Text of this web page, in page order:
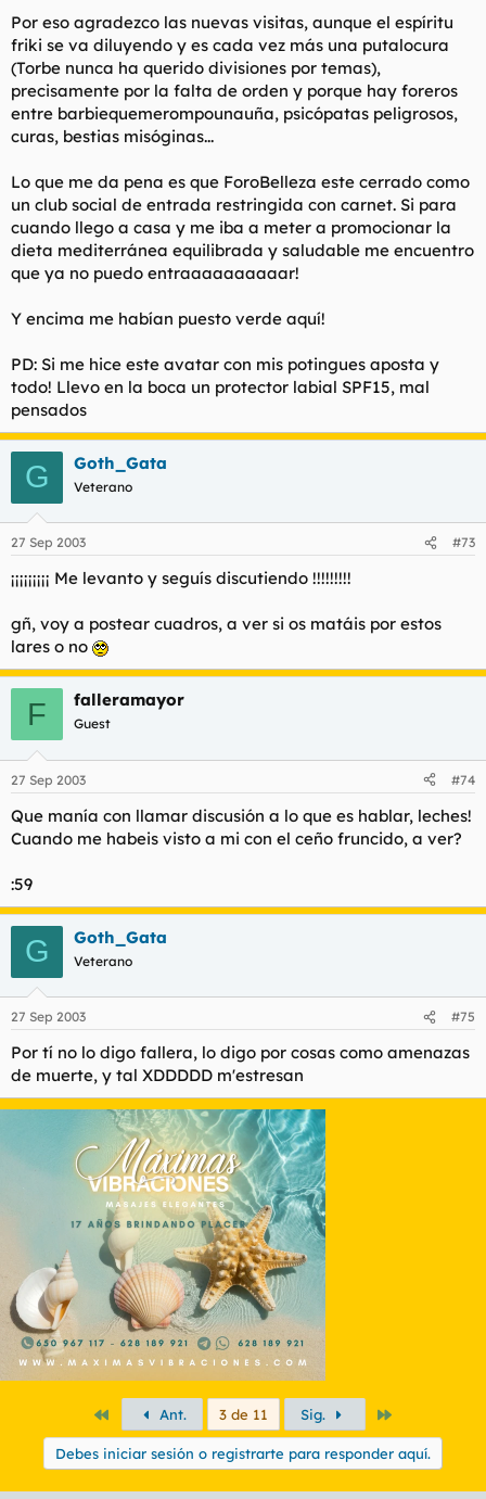
Por eso agradezco las nuevas visitas, aunque el espíritu
friki se va diluyendo y es cada vez más una putalocura
(Torbe nunca ha querido divisiones por temas),
precisamente por la falta de orden y porque hay foreros
entre barbiequemerompounauña, psicópatas peligrosos,
curas, bestias misóginas...
Lo que me da pena es que ForoBelleza este cerrado como
un club social de entrada restringida con carnet. Si para
cuando llego a casa y me iba a meter a promocionar la
dieta mediterránea equilibrada y saludable me encuentro
que ya no puedo entraaaaaaaaaar!
Y encima me habían puesto verde aquí!
PD: Si me hice este avatar con mis potingues aposta y
todo! Llevo en la boca un protector labial SPF15, mal
pensados
G Goth_Gata
Veterano
27 Sep 2003 #73
¡¡¡¡¡¡¡¡¡ Me levanto y seguís discutiendo !!!!!!!!!
gñ, voy a postear cuadros, a ver si os matáis por estos
lares o no
F falleramayor
Guest
27 Sep 2003 #74
Que manía con llamar discusión a lo que es hablar, leches!
Cuando me habeis visto a mi con el ceño fruncido, a ver?
:59
G Goth_Gata
Veterano
27 Sep 2003 #75
Por tí no lo digo fallera, lo digo por cosas como amenazas
de muerte, y tal XDDDDD m'estresan
PrimeroAnt. 3 de 11 Sig.
Debes iniciar sesión o registrarte para responder aquí.